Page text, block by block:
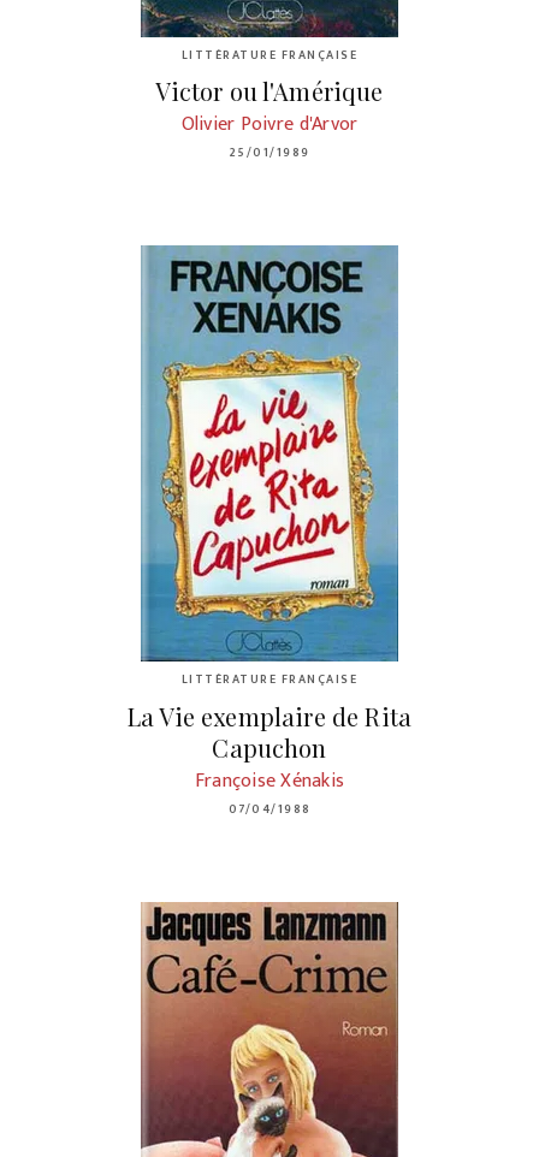
LITTÉRATURE FRANÇAISE
Victor ou l'Amérique
Olivier Poivre d'Arvor
25/01/1989
LITTÉRATURE FRANÇAISE
La Vie exemplaire de Rita
Capuchon
Françoise Xénakis
07/04/1988